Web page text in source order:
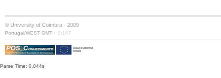
© University of Coimbra · 2009
Portugal/WEST GMT · S:147
Parse Time: 0.044s